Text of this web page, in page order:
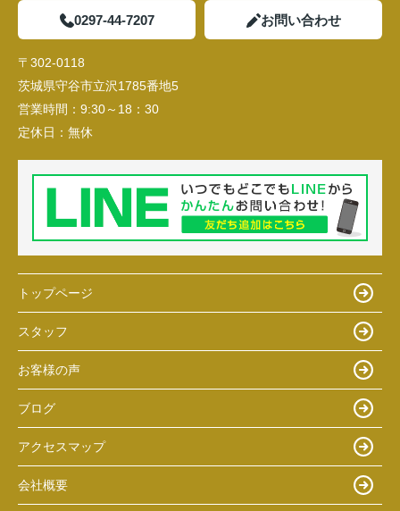
0297-44-7207 お問い合わせ
〒302-0118
茨城県守谷市立沢1785番地5
営業時間： 9:30～18：30
定休日： 無休
トップページ
スタッフ
お客様の声
ブログ
アクセスマップ
会社概要